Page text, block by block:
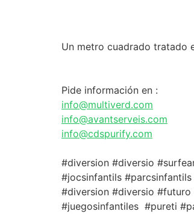
Un metro cuadrado tratado
Pide información en :
info@multiverd.com
info@avantserveis.com
info@cdspurify.com
#diversion #diversio
#jocsinfantils
#diversion #diversio
#juegosinfantiles #pureti